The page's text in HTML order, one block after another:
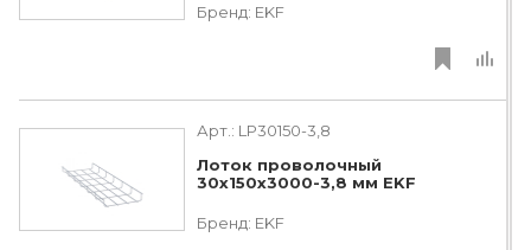
Бренд: EKF
Арт.: LP30150-3,8
Лоток проволочный
30х150х3000-3,8 мм EKF
Бренд: EKF